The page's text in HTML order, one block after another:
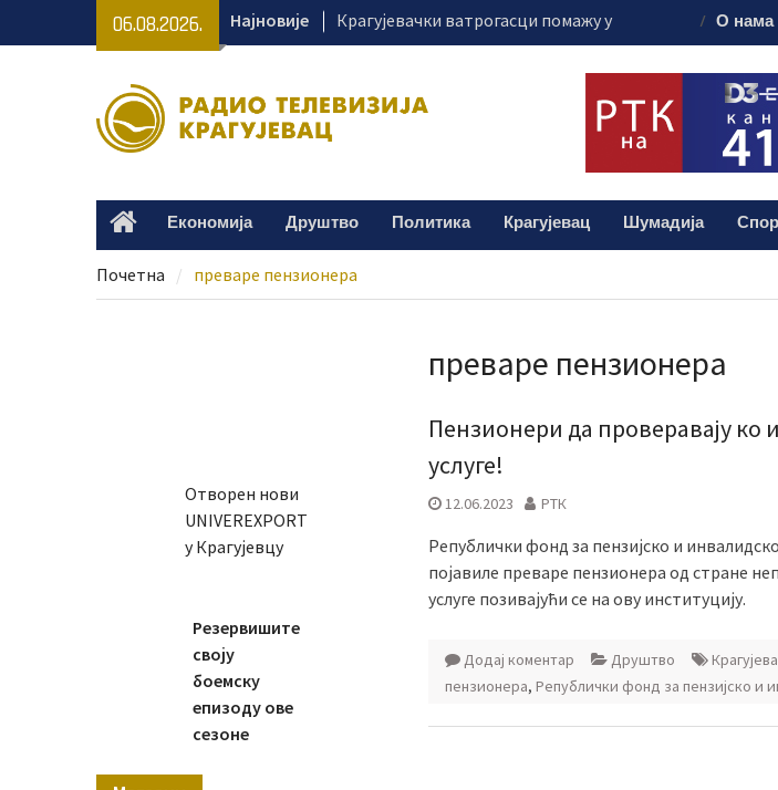
06.08.2026. Најновије
Крагујевачки ватрогасци помажу у
гашењу пожара на истоку Србије
„Караван безбедности саобраћаја“
са важним порукама за возаче
Клиника за педијатрију у Крагујевцу
добила нове дијагностичке апарате
Деветогодишњој Лани Андрић из
Крагујевца потребна помоћ за
наставак лечења
О нама
HomeЕкономија Друштво Политика Крагујевац Шумадија
Почетна преваре пензионера
преваре пензионера
Пензионери да провeравају ко
услуге!
12.06.2023 РТК
Републички фонд за пензијско и
појавиле преваре пензионера од стране
услуге позивајући се на ову институцију.
Додај коментар Друштво
пензионера, Републички фонд за пензијско и
Отворен нови
UNIVEREXPORT
у Крагујевцу
Резервишите
своју
боемску
епизоду ове
сезоне